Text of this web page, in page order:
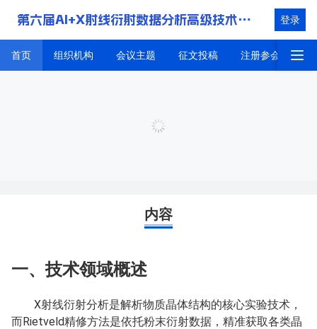
第六届AI+X射线衍射数据分析高级技术研讨会(讲习班)-—暨人工智能自主实验室闭环前沿技术论坛 登录
首页 组织机构 会议主题 征文投稿 注册参会 大
内容
一、技术领域概述
X射线衍射分析是解析物质晶体结构的核心实验技术，
而Rietveld精修方法是依托粉末衍射数据，精准获取各类晶